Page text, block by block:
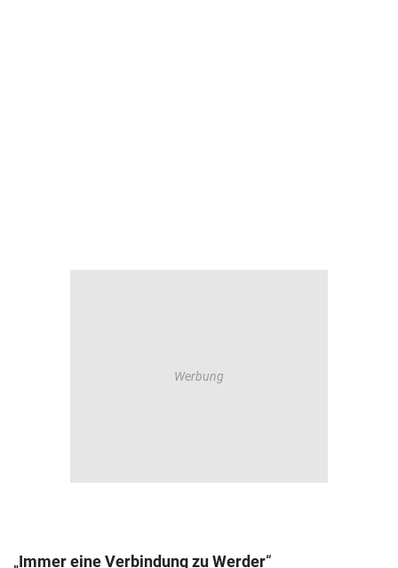
„Immer eine Verbindung zu Werder“